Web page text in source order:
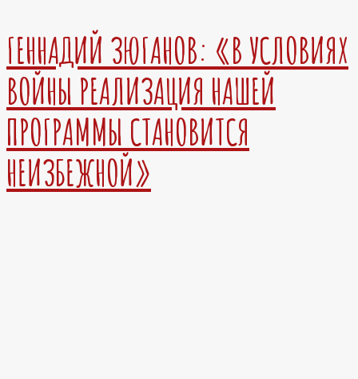
ГЕННАДИЙ ЗЮГАНОВ: «В УСЛОВИЯХ
ВОЙНЫ РЕАЛИЗАЦИЯ НАШЕЙ
ПРОГРАММЫ СТАНОВИТСЯ
НЕИЗБЕЖНОЙ»